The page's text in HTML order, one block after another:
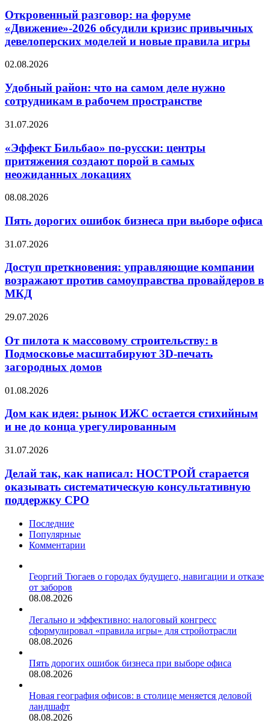
на
форуме
«Движение»-2026
обсудили
привычных
моделей
и
новые
правила
Откровенный разговор: на форуме
«Движение»-2026 обсудили кризис привычных
девелоперских моделей и новые правила игры
Удобный
что
на
самом
нужно
в
рабочем
пространстве
02.08.2026
Удобный район: что на самом деле нужно
сотрудникам в рабочем пространстве
«Эффект
по-
русски:
центры
притяжения
порой
самых
локациях
31.07.2026
«Эффект Бильбао» по-русски: центры
притяжения создают порой в самых
неожиданных локациях
Пять
ошибок
бизнеса
при
выборе
офиса
08.08.2026
Пять дорогих ошибок бизнеса при выборе офиса
Доступ
управляющие
компании
возражают
против
провайдеров
МКД
31.07.2026
Доступ преткновения: управляющие компании
возражают против самоуправства провайдеров в
МКД
От
к
массовому
строительству:
в
масштабируют
печать
загородных
домов
29.07.2026
От пилота к массовому строительству: в
Подмосковье масштабируют 3D-печать
загородных домов
Дом
идея:
рынок
ИЖС
стихийным
не
до
конца
урегулированным
01.08.2026
Дом как идея: рынок ИЖС остается стихийным
и не до конца урегулированным
Делай
как
написал:
НОСТРОЙ
старается
систематическую
консультативную
поддержку
31.07.2026
Делай так, как написал: НОСТРОЙ старается
оказывать систематическую консультативную
поддержку СРО
Последние
Популярные
Комментарии
Георгий Тюгаев о городах будущего, навигации и отказе
от заборов
08.08.2026
Легально и эффективно: налоговый конгресс
сформулировал «правила игры» для стройотрасли
08.08.2026
Пять дорогих ошибок бизнеса при выборе офиса
08.08.2026
Новая география офисов: в столице меняется деловой
ландшафт
08.08.2026